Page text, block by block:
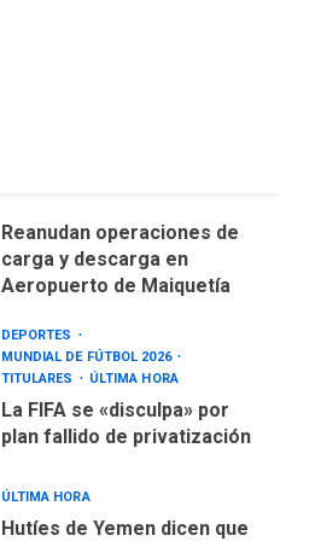
Reanudan operaciones de
carga y descarga en
Aeropuerto de Maiquetía
DEPORTES
MUNDIAL DE FÚTBOL 2026
TITULARES
ÚLTIMA HORA
La FIFA se «disculpa» por
plan fallido de privatización
ÚLTIMA HORA
Hutíes de Yemen dicen que